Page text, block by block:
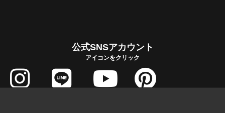
公式SNSアカウント
アイコンをクリック